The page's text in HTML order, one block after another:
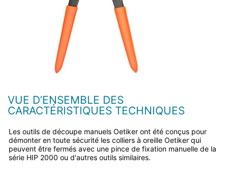
VUE D’ENSEMBLE DES
CARACTÉRISTIQUES TECHNIQUES
Les outils de découpe manuels Oetiker ont été conçus pour
démonter en toute sécurité les colliers à oreille Oetiker qui
peuvent être fermés avec une pince de fixation manuelle de la
série HIP 2000 ou d'autres outils similaires.